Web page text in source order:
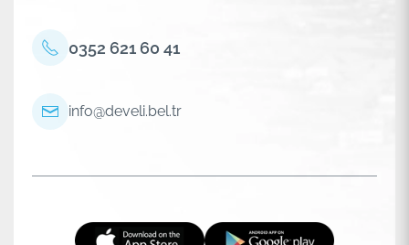
0352 621 60 41
info@develi.bel.tr